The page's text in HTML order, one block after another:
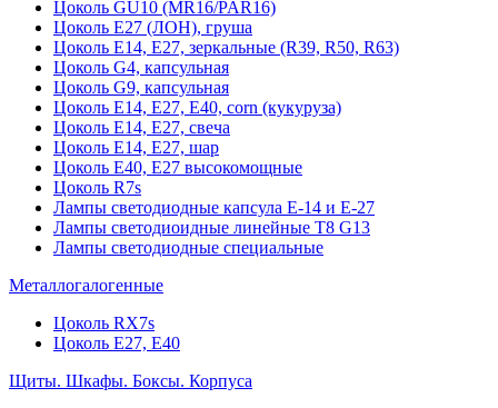
Цоколь GU10 (MR16/PAR16)
Цоколь Е27 (ЛОН), груша
Цоколь Е14, Е27, зеркальные (R39, R50, R63)
Цоколь G4, капсульная
Цоколь G9, капсульная
Цоколь Е14, Е27, Е40, corn (кукуруза)
Цоколь Е14, Е27, свеча
Цоколь Е14, Е27, шар
Цоколь Е40, Е27 высокомощные
Цоколь R7s
Лампы светодиодные капсула Е-14 и Е-27
Лампы светодиоидные линейные T8 G13
Лампы светодиодные специальные
Металлогалогенные
Цоколь RX7s
Цоколь Е27, E40
Щиты. Шкафы. Боксы. Корпуса